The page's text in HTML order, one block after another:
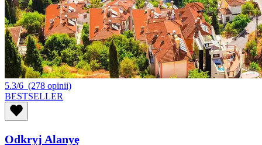
5.3/6 (278 opinii)
BESTSELLER
Odkryj Alanyę